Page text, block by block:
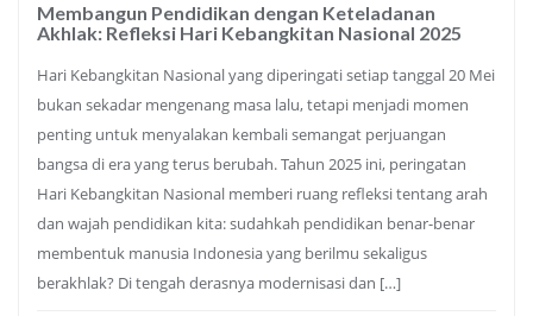
Membangun Pendidikan dengan Keteladanan
Akhlak: Refleksi Hari Kebangkitan Nasional 2025
Hari Kebangkitan Nasional yang diperingati setiap tanggal 20 Mei
bukan sekadar mengenang masa lalu, tetapi menjadi momen
penting untuk menyalakan kembali semangat perjuangan
bangsa di era yang terus berubah. Tahun 2025 ini, peringatan
Hari Kebangkitan Nasional memberi ruang refleksi tentang arah
dan wajah pendidikan kita: sudahkah pendidikan benar-benar
membentuk manusia Indonesia yang berilmu sekaligus
berakhlak? Di tengah derasnya modernisasi dan […]